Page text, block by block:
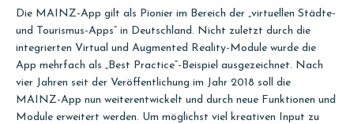
Die MAINZ-App gilt als Pionier im Bereich der „virtuellen Städte-
und Tourismus-Apps“ in Deutschland. Nicht zuletzt durch die
integrierten Virtual und Augmented Reality-Module wurde die
App mehrfach als „Best Practice“-Beispiel ausgezeichnet. Nach
vier Jahren seit der Veröffentlichung im Jahr 2018 soll die
MAINZ-App nun weiterentwickelt und durch neue Funktionen und
Module erweitert werden. Um möglichst viel kreativen Input zu